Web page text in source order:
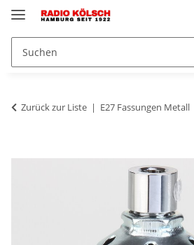
Zurück zur Liste E27 Fassungen Metall